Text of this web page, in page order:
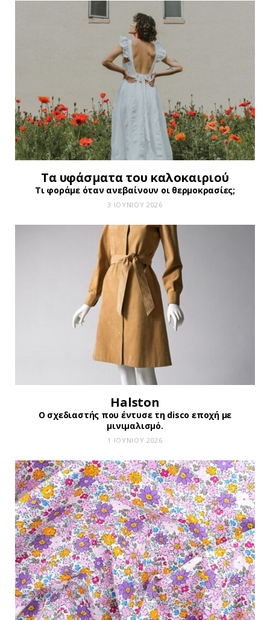
Τα υφάσματα του καλοκαιριού
Τι φοράμε όταν ανεβαίνουν οι θερμοκρασίες;
3 ΙΟΥΝΊΟΥ 2026
Halston
Ο σχεδιαστής που έντυσε τη disco εποχή με
μινιμαλισμό.
1 ΙΟΥΝΊΟΥ 2026